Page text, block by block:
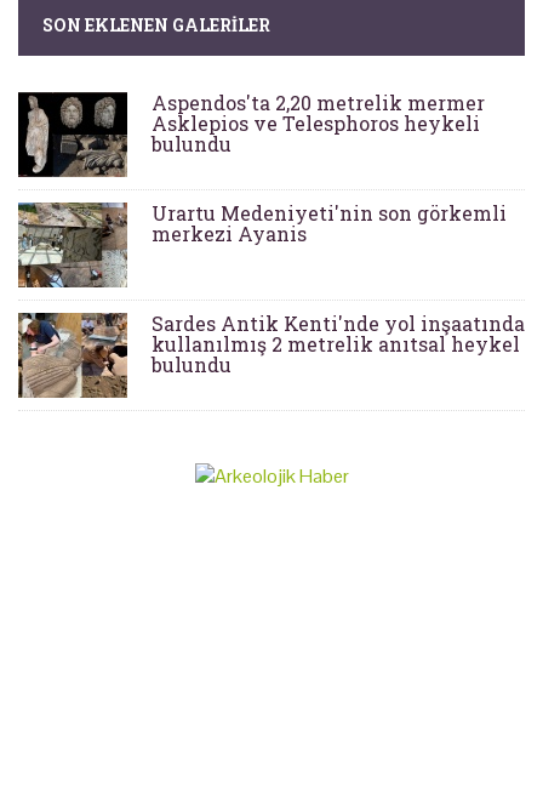
SON EKLENEN GALERILER
Aspendos'ta 2,20 metrelik mermer
Asklepios ve Telesphoros heykeli
bulundu
Urartu Medeniyeti'nin son görkemli
merkezi Ayanis
Sardes Antik Kenti'nde yol inşaatında
kullanılmış 2 metrelik anıtsal heykel
bulundu